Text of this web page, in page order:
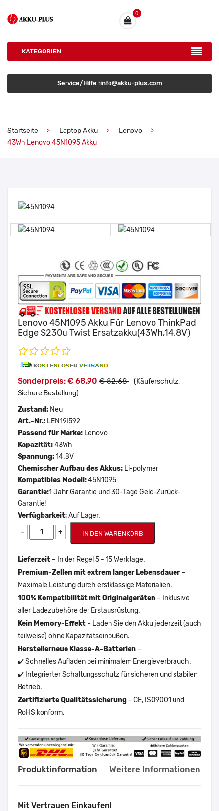
0
KATEGORIEN
Service/Hilfe :info@akku-plus.com
Startseite Laptop Akku
Lenovo
43Wh Lenovo 45N1095 Akku
Lenovo 45N1095 Akku Für Lenovo ThinkPad
Edge S230u Twist Ersatzakku(43Wh,14.8V)
Sonderpreis: € 68.90 € 82.68 (Käuferschutz,
Sichere Bestellung)
Zustand: Neu
Art.-Nr.: LEN19I592
Passend für Marke: Lenovo
Kapazität:43Wh
Spannung:14.8V
Chemischer Aufbau des Akkus: Li-polymer
Kompatibles Modell:45N1095
Garantie:1 Jahr Garantie und 30-Tage Geld-Zurück-
Garantie!
Verfügbarkeit:Auf Lager.
− + IN DEN WARENKORB
Lieferzeit – In der Regel 5 - 15 Werktage.
Premium-Zellen mit extrem langer Lebensdauer–
Maximale Leistung durch erstklassige Materialien.
100% Kompatibilität mit Originalgeräten – Inklusive
aller Ladezubehöre der Erstausrüstung.
Kein Memory-Effekt – Laden Sie den Akku jederzeit (auch
teilweise) ohne Kapazitätseinbußen.
Herstellerneue Klasse-A-Batterien –
✔️ Schnelles Aufladen bei minimalem Energieverbrauch.
✔️ Integrierter Schaltungsschutz für sicheren und stabilen
Betrieb.
Zertifizierte Qualitätssicherung – CE, ISO9001 und
RoHS konform.
Produktinformation Weitere Informationen
Mit Vertrauen Einkaufen!